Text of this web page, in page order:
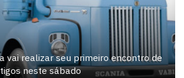
vai realizar seu primeiro encontro de
neste sábado